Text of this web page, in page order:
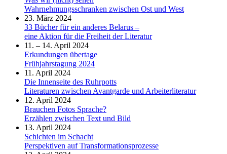
Wahrnehmungsschranken zwischen Ost und West
23. März 2024
33 Bücher für ein anderes Belarus –
eine Aktion für die Freiheit der Literatur
11. – 14. April 2024
Erkundungen übertage
Frühjahrstagung 2024
11. April 2024
Die Innenseite des Ruhrpotts
Literaturen zwischen Avantgarde und Arbeiterliteratur
12. April 2024
Brauchen Fotos Sprache?
Erzählen zwischen Text und Bild
13. April 2024
Schichten im Schacht
Perspektiven auf Transformationsprozesse